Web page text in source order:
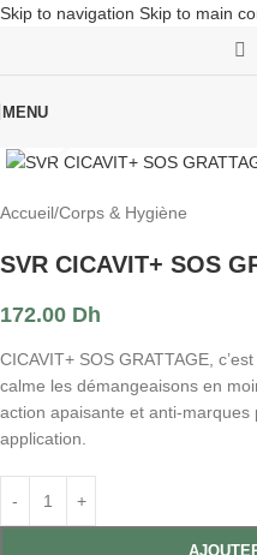
Skip to navigation Skip to main
MENU
Accueil/Corps & Hygiène
SVR CICAVIT+ SOS
172.00 Dh
CICAVIT+ SOS GRATTAGE,
calme les démangeaisons en
action apaisante et anti-
application.